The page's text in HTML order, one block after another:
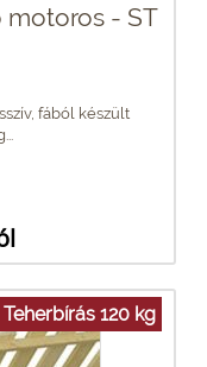
- ST
fából készült
Teherbírás 120 kg